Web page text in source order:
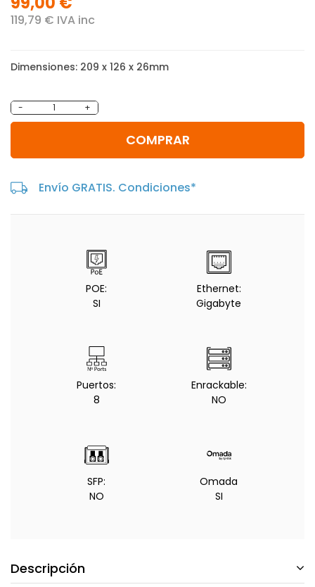
119,79 € IVA inc
Dimensiones: 209 x 126 x 26mm
- +
COMPRAR
Envío GRATIS. Condiciones*
POE:
SI
Ethernet:
Gigabyte
Puertos:
8
Enrackable:
NO
SFP:
NO
Omada
SI
Descripción